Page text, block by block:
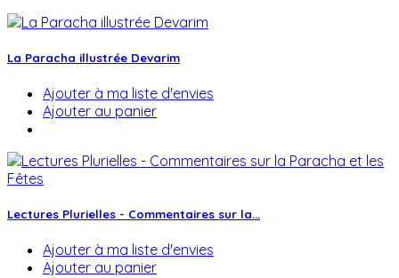
La Paracha illustrée Devarim
Ajouter à ma liste d'envies
Ajouter au panier
Lectures Plurielles - Commentaires sur la...
Ajouter à ma liste d'envies
Ajouter au panier